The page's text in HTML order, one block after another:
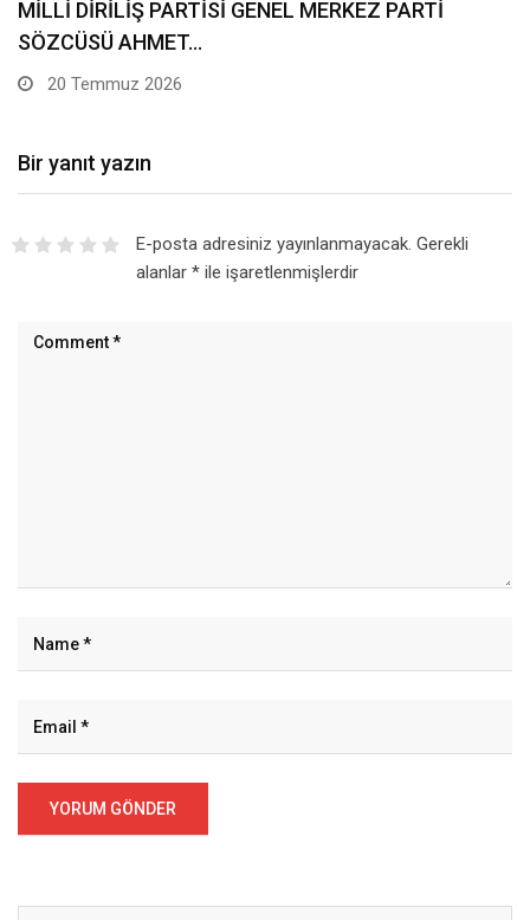
MİLLİ DİRİLİŞ PARTİSİ GENEL MERKEZ PARTİ
SÖZCÜSÜ AHMET…
20 Temmuz 2026
Bir yanıt yazın
E-posta adresiniz yayınlanmayacak. Gerekli
alanlar *ile işaretlenmişlerdir